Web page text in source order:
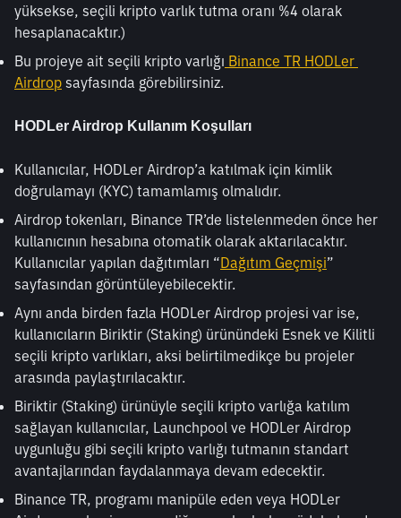
yüksekse, seçili kripto varlık tutma oranı %4 olarak
hesaplanacaktır.)
Bu projeye ait seçili kripto varlığı Binance TR HODLer
Airdrop sayfasında görebilirsiniz.
HODLer Airdrop Kullanım Koşulları
Kullanıcılar, HODLer Airdrop’a katılmak için kimlik
doğrulamayı (KYC) tamamlamış olmalıdır.
Airdrop tokenları, Binance TR’de listelenmeden önce her
kullanıcının hesabına otomatik olarak aktarılacaktır.
Kullanıcılar yapılan dağıtımları “Dağıtım Geçmişi”
sayfasından görüntüleyebilecektir.
Aynı anda birden fazla HODLer Airdrop projesi var ise,
kullanıcıların Biriktir (Staking) ürünündeki Esnek ve Kilitli
seçili kripto varlıkları, aksi belirtilmedikçe bu projeler
arasında paylaştırılacaktır.
Biriktir (Staking) ürünüyle seçili kripto varlığa katılım
sağlayan kullanıcılar, Launchpool ve HODLer Airdrop
uygunluğu gibi seçili kripto varlığı tutmanın standart
avantajlarından faydalanmaya devam edecektir.
Binance TR, programı manipüle eden veya HODLer